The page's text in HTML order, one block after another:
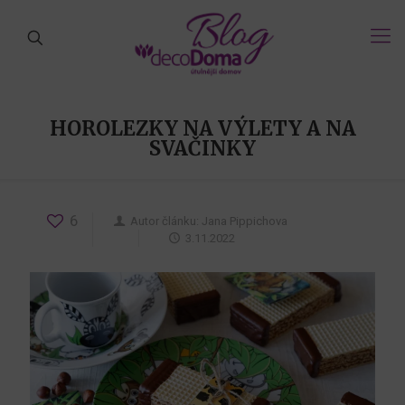
HOROLEZKY NA VÝLETY A NA
SVAČINKY
6 Autor článku: Jana Pippichova
3.11.2022